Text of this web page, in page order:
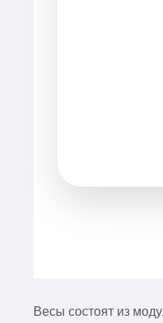
Весы состоят из